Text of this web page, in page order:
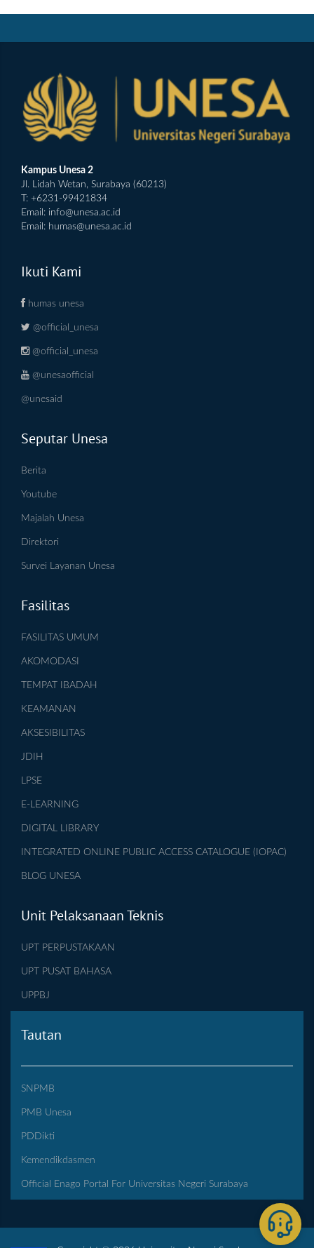
Kampus Unesa 2
Jl. Lidah Wetan, Surabaya (60213)
T: +6231-99421834
Email: info@unesa.ac.id
Email: humas@unesa.ac.id
Ikuti Kami
humas unesa
@official_unesa
@official_unesa
@unesaofficial
@unesaid
Seputar Unesa
Berita
Youtube
Majalah Unesa
Direktori
Survei Layanan Unesa
Fasilitas
FASILITAS UMUM
AKOMODASI
TEMPAT IBADAH
KEAMANAN
AKSESIBILITAS
JDIH
LPSE
E-LEARNING
DIGITAL LIBRARY
INTEGRATED ONLINE PUBLIC ACCESS CATALOGUE (IOPAC)
BLOG UNESA
Unit Pelaksanaan Teknis
UPT PERPUSTAKAAN
UPT PUSAT BAHASA
UPPBJ
Tautan
SNPMB
PMB Unesa
PDDikti
Kemendikdasmen
Official Enago Portal For Universitas Negeri Surabaya